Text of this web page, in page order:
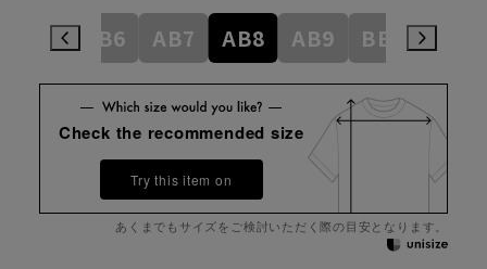
AB6 AB7 AB8 AB9 BE3
Check the recommended size
Try this item on
あくまでもサイズをご検討いただく際の目安となります。